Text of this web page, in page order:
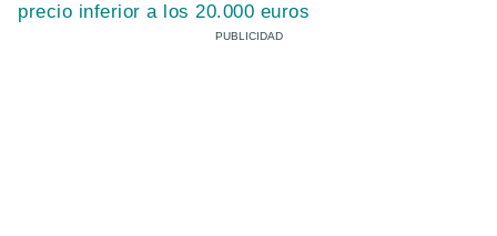
precio inferior a los 20.000 euros